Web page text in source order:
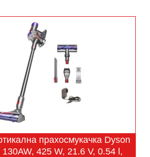
прахосмукачка Dyson
425 W, 21.6 V, 0.54 l,